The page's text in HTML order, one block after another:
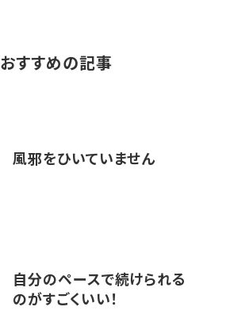
おすすめの記事
風邪をひいていません
自分のペースで続けられる
のがすごくいい！